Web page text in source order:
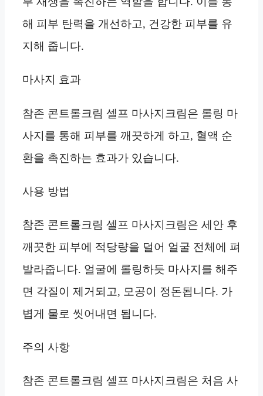
해 피부 탄력을 개선하고, 건강한 피부를 유
지해 줍니다.
마사지 효과
참존 콘트롤크림 셀프 마사지크림은 롤링 마
사지를 통해 피부를 깨끗하게 하고, 혈액 순
환을 촉진하는 효과가 있습니다.
사용 방법
참존 콘트롤크림 셀프 마사지크림은 세안 후
깨끗한 피부에 적당량을 덜어 얼굴 전체에 펴
발라줍니다. 얼굴에 롤링하듯 마사지를 해주
면 각질이 제거되고, 모공이 정돈됩니다. 가
볍게 물로 씻어내면 됩니다.
주의 사항
참존 콘트롤크림 셀프 마사지크림은 처음 사